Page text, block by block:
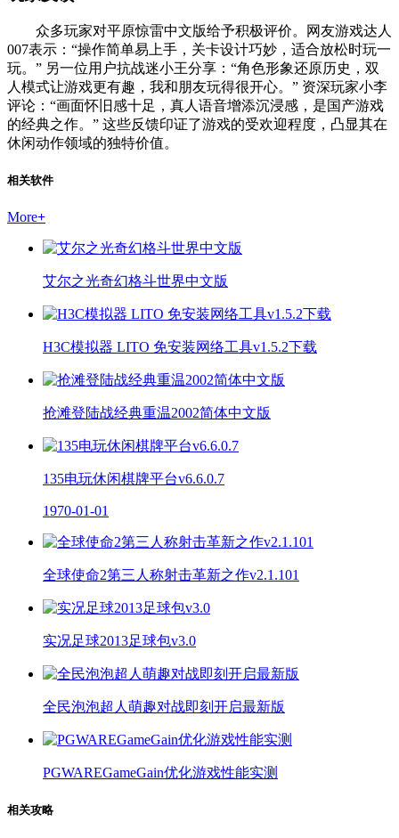
众多玩家对平原惊雷中文版给予积极评价。网友游戏达人
007表示：“操作简单易上手，关卡设计巧妙，适合放松时玩一
玩。” 另一位用户抗战迷小王分享：“角色形象还原历史，双
人模式让游戏更有趣，我和朋友玩得很开心。” 资深玩家小李
评论：“画面怀旧感十足，真人语音增添沉浸感，是国产游戏
的经典之作。” 这些反馈印证了游戏的受欢迎程度，凸显其在
休闲动作领域的独特价值。
相关软件
More+
艾尔之光奇幻格斗世界中文版
H3C模拟器 LITO 免安装网络工具v1.5.2下载
抢滩登陆战经典重温2002简体中文版
135电玩休闲棋牌平台v6.6.0.7
1970-01-01
全球使命2第三人称射击革新之作v2.1.101
实况足球2013足球包v3.0
全民泡泡超人萌趣对战即刻开启最新版
PGWAREGameGain优化游戏性能实测
相关攻略